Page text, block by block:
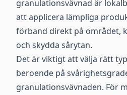
granulationsvävnad är
att applicera lämpliga
förband direkt på området,
och skydda sårytan.
Det är viktigt att välja rätt
beroende på
granulationsvävnaden. För